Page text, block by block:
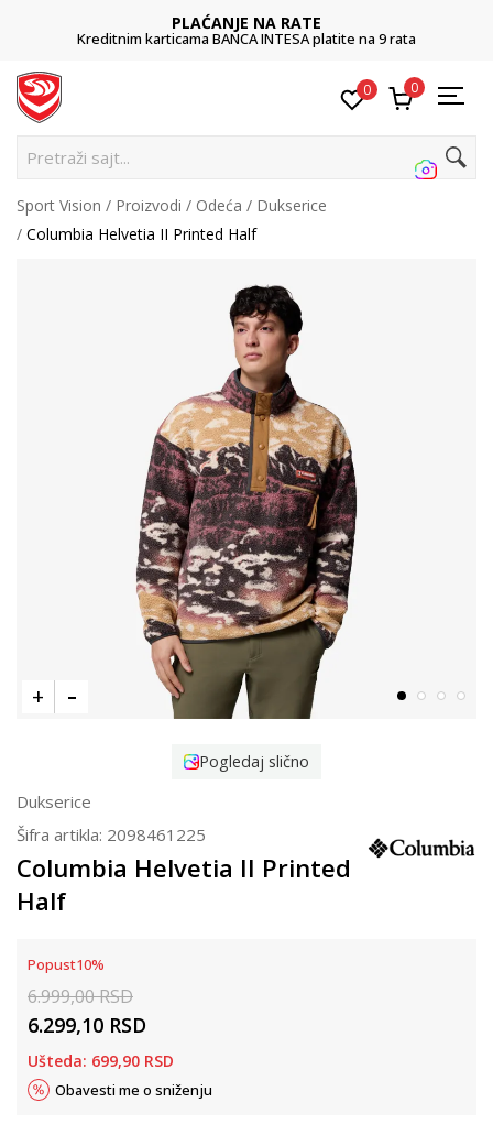
PLAĆANJE NA RATE
Kreditnim karticama BANCA INTESA platite na 9 rata
0 0
Pretraži sajt...
Sport Vision Proizvodi Odeća
Dukserice
Columbia Helvetia II Printed Half
Pogledaj slično
Dukserice
Šifra artikla: 2098461225
Columbia Helvetia II Printed
Half
Popust10%
6.999,00RSD
6.299,10 RSD
Ušteda: 699,90 RSD
Obavesti me o sniženju